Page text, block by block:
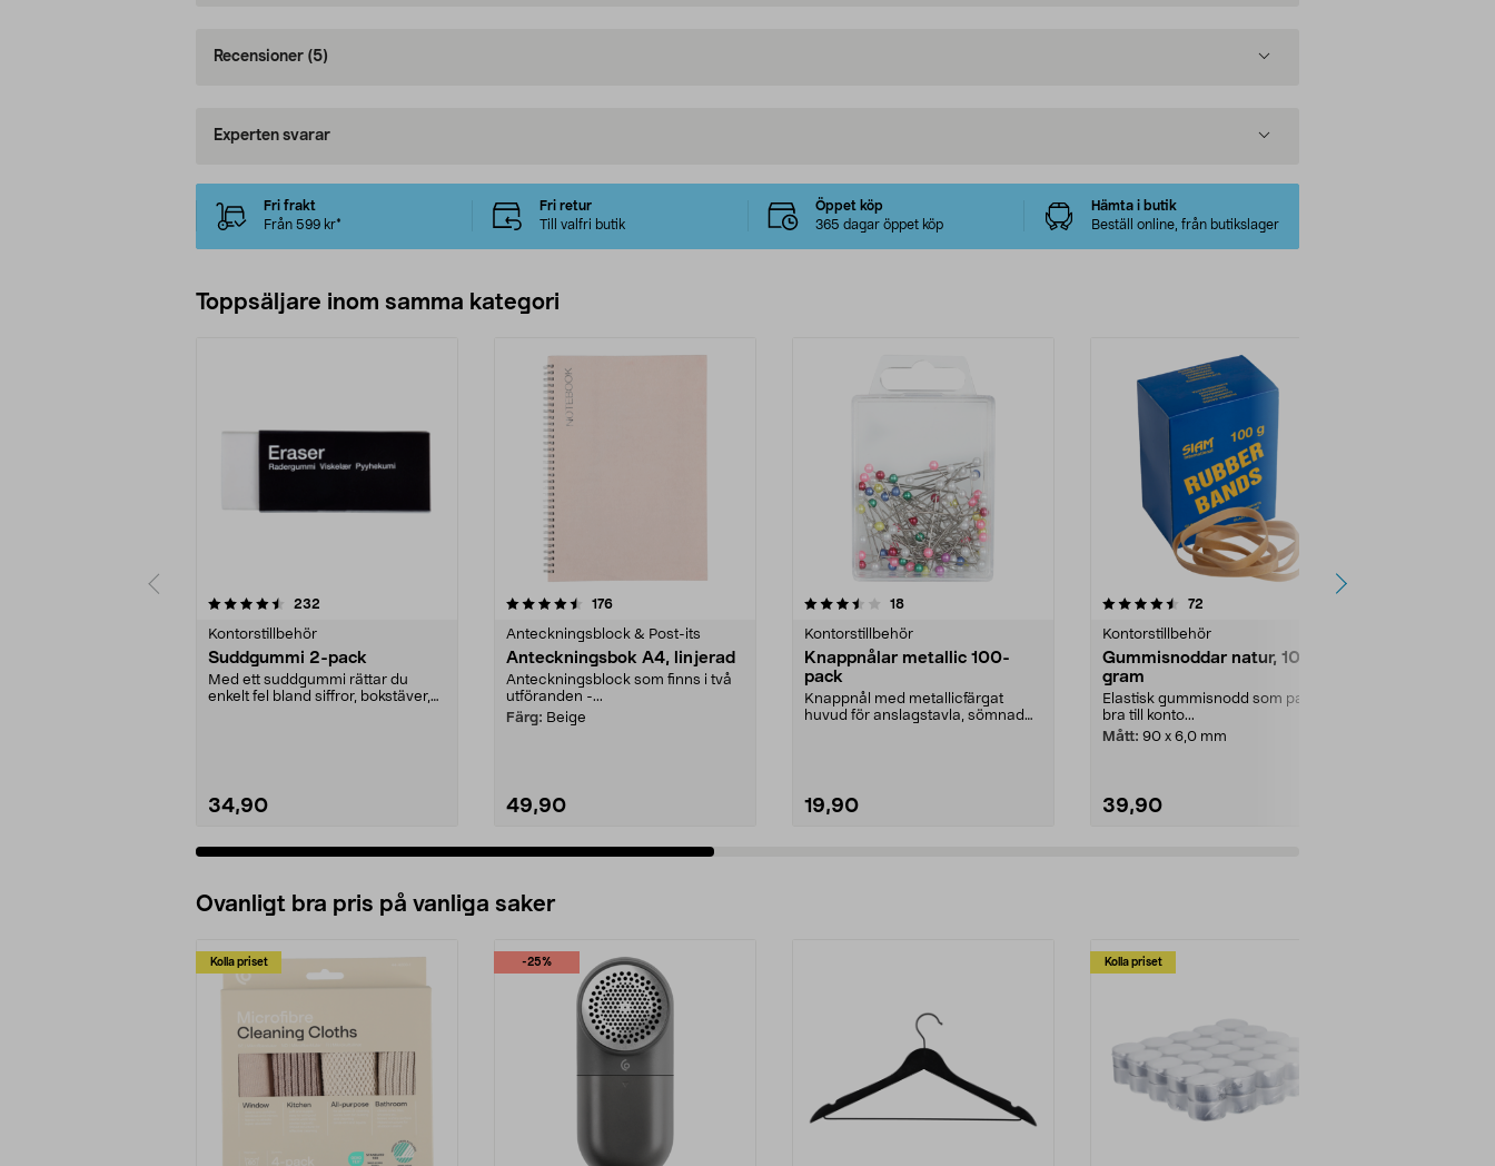
Recensioner (5)
Experten svarar
Fri frakt
Från 599 kr*
Fri retur
Till valfri butik
Öppet köp
365 dagar öppet köp
Hämta i butik
Beställ online, från butikslager
Toppsäljare inom samma kategori
232
Kontorstillbehör
Suddgummi 2-pack
Med ett suddgummi rättar du
enkelt fel bland siffror, bokstäver,
34,90
4.5 av 5 stjärnor 176recensioner
Anteckningsblock & Post-its
Anteckningsbok A4, linjerad
Anteckningsblock som finns i två
utföranden -...
Färg: Beige
49,90
3.5 av 5 stjärnor 18recensioner
Kontorstillbehör
Knappnålar metallic 100-
pack
Knappnål med metallicfärgat
huvud för anslagstavla, sömnad
19,90
4.5 av 5 stjärnor 72
Kontorstillbehör
Gummisnoddar natur, 100
gram
Elastisk gummisnodd som passar
bra till konto...
Mått: 90 x 6,0 mm
39,90
4.5 av 5 stjärnor
Ovanligt bra pris på vanliga saker
Kolla priset -25% Kolla priset